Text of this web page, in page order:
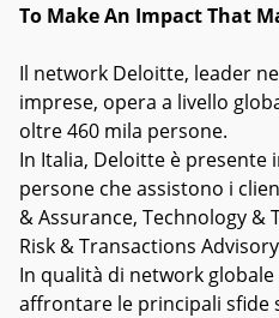
To Make An Impact That
Il network Deloitte, leader
imprese, opera a livello
oltre 460 mila persone.
In Italia, Deloitte è presente
persone che assistono i
& Assurance, Technology
Risk & Transactions
In qualità di network
affrontare le principali sfide